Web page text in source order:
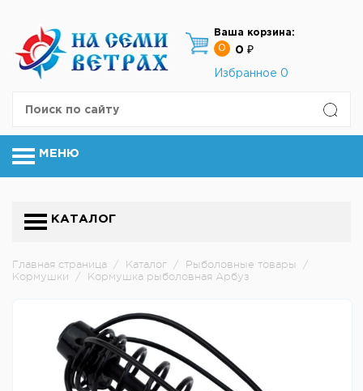
Ваша корзина:
0
0 ₽
Избранное 0
МЕНЮ
КАТАЛОГ
Главная страница / Каталог / Рыболовные товары
/
Кормушки
/ Кормушка рыболовная Арбуз